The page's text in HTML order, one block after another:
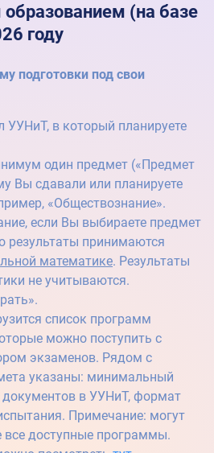
и специалитет
баллов
(на базе
году
подготовки под свои
УУНиТ, в который планируете
один предмет («Предмет
Вы сдавали или планируете
«Обществознание».
если Вы выбираете предмет
результаты принимаются
математике. Результаты
не учитываются.
список программ
можно поступить с
экзаменов. Рядом с
указаны: минимальный
в УУНиТ, формат
Примечание: могут
все доступные программы.